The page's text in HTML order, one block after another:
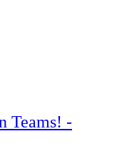
Teams! -